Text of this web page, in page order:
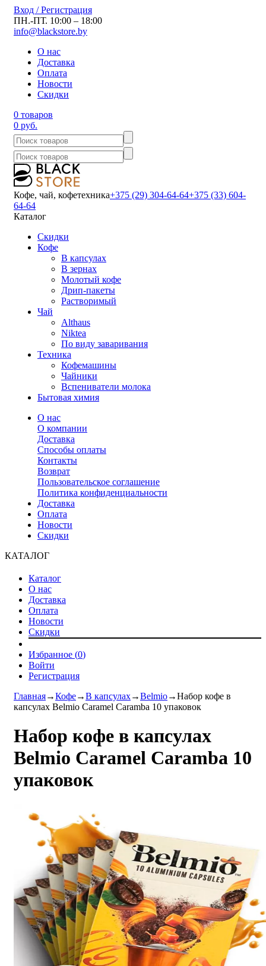
Вход / Регистрация
ПН.-ПТ. 10:00 – 18:00
info@blackstore.by
О нас
Доставка
Оплата
Новости
Скидки
0 товаров
0 руб.
Кофе, чай, кофетехника+375 (29) 304-64-64+375 (33) 604-
64-64
Каталог
Скидки
Кофе
В капсулах
В зернах
Молотый кофе
Дрип-пакеты
Растворимый
Чай
Althaus
Niktea
По виду заваривания
Техника
Кофемашины
Чайники
Вспениватели молока
Бытовая химия
О нас
О компании
Доставка
Способы оплаты
Контакты
Возврат
Пользовательское соглашение
Политика конфиденциальности
Доставка
Оплата
Новости
Скидки
КАТАЛОГ
Каталог
О нас
Доставка
Оплата
Новости
Скидки
Избранное (0)
Войти
Регистрация
Главная→Кофе→В капсулах→Belmio→Набор кофе в
капсулах Belmio Caramel Caramba 10 упаковок
Набор кофе в капсулах
Belmio Caramel Caramba 10
упаковок